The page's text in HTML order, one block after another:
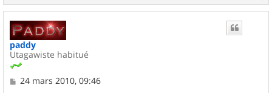
a
paddy
Utagawiste habitué
M
24 mars 2010, 09:46